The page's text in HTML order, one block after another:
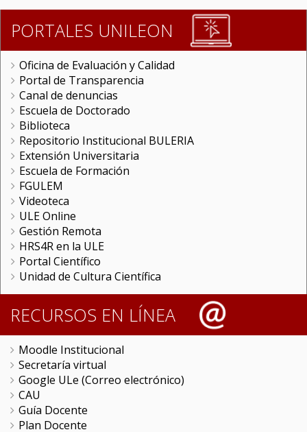
PORTALES UNILEON
Oficina de Evaluación y Calidad
Portal de Transparencia
Canal de denuncias
Escuela de Doctorado
Biblioteca
Repositorio Institucional BULERIA
Extensión Universitaria
Escuela de Formación
FGULEM
Videoteca
ULE Online
Gestión Remota
HRS4R en la ULE
Portal Científico
Unidad de Cultura Científica
RECURSOS EN LÍNEA
Moodle Institucional
Secretaría virtual
Google ULe (Correo electrónico)
CAU
Guía Docente
Plan Docente